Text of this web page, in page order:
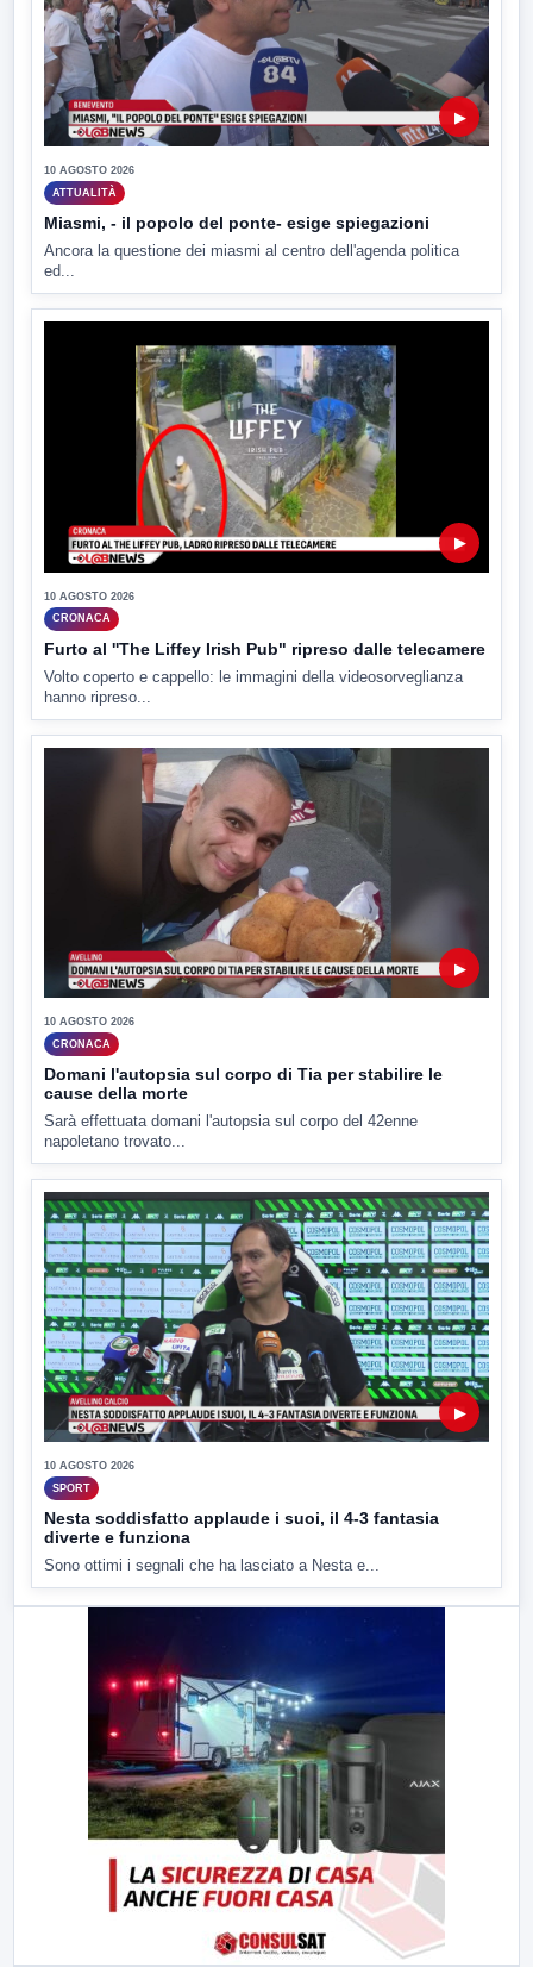
▶
10 AGOSTO 2026
ATTUALITÀ
Miasmi, - il popolo del ponte- esige spiegazioni
Ancora la questione dei miasmi al centro dell'agenda politica
ed...
▶
10 AGOSTO 2026
CRONACA
Furto al ''The Liffey Irish Pub" ripreso dalle telecamere
Volto coperto e cappello: le immagini della videosorveglianza
hanno ripreso...
▶
10 AGOSTO 2026
CRONACA
Domani l'autopsia sul corpo di Tia per stabilire le
cause della morte
Sarà effettuata domani l'autopsia sul corpo del 42enne
napoletano trovato...
▶
10 AGOSTO 2026
SPORT
Nesta soddisfatto applaude i suoi, il 4-3 fantasia
diverte e funziona
Sono ottimi i segnali che ha lasciato a Nesta e...